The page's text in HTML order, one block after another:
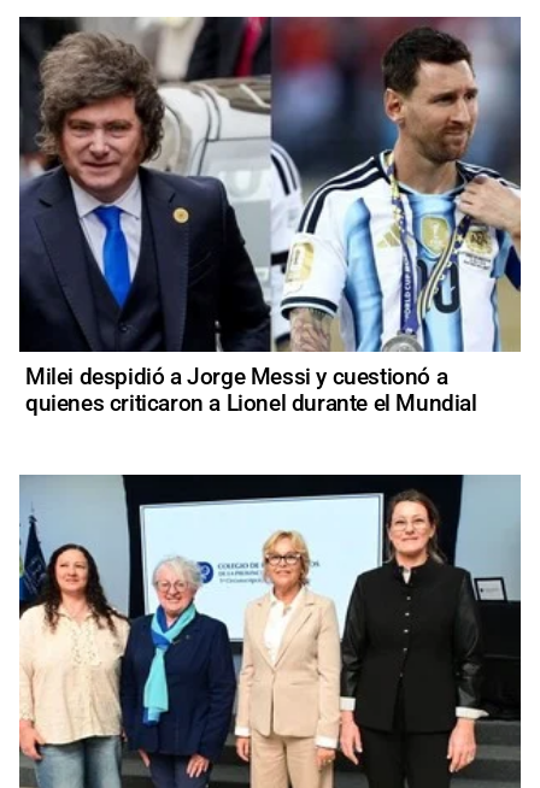
Milei despidió a Jorge Messi y cuestionó a
quienes criticaron a Lionel durante el Mundial